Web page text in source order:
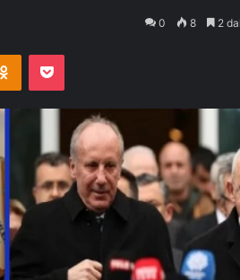
0 8 2
Odnoklassniki
Pocket